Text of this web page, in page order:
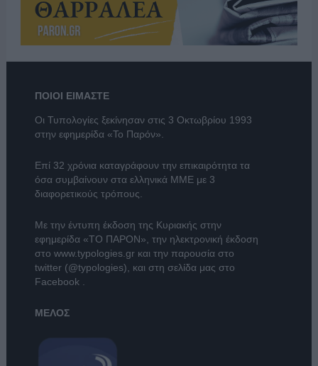
ΠΟΙΟΙ ΕΙΜΑΣΤΕ
Οι Τυπολογίες ξεκίνησαν στις 3 Οκτωβρίου 1993
στην εφημερίδα «Το Παρόν».
Επί 32 χρόνια καταγράφουν την επικαιρότητα τα
όσα συμβαίνουν στα ελληνικά ΜΜΕ με 3
διαφορετικούς τρόπους.
Με την έντυπη έκδοση της Κυριακής στην
εφημερίδα «ΤΟ ΠΑΡΟΝ» , την ηλεκτρονική έκδοση
στο www.typologies.grκαι την παρουσία στο
twitter (@typologies) , και στη σελίδα μας στο
Facebook
ΜΕΛΟΣ